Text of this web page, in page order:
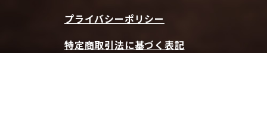
プライバシーポリシー
特定商取引法に基づく表記